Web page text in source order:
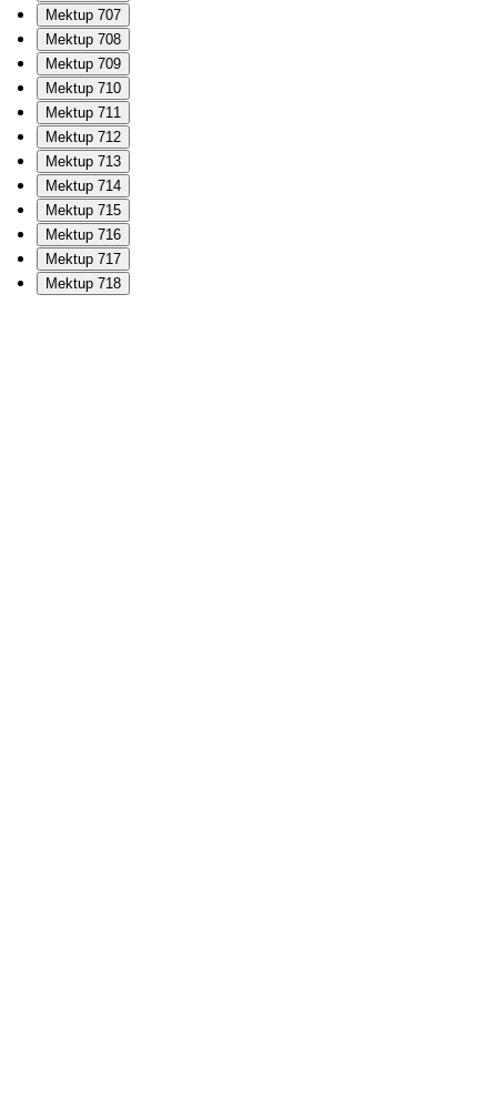
Mektup 707
Mektup 708
Mektup 709
Mektup 710
Mektup 711
Mektup 712
Mektup 713
Mektup 714
Mektup 715
Mektup 716
Mektup 717
Mektup 718